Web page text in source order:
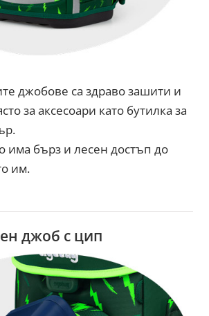
джобове са здраво зашити и
за аксесоари като бутилка за
има бърз и лесен достъп до
им.
джоб с цип